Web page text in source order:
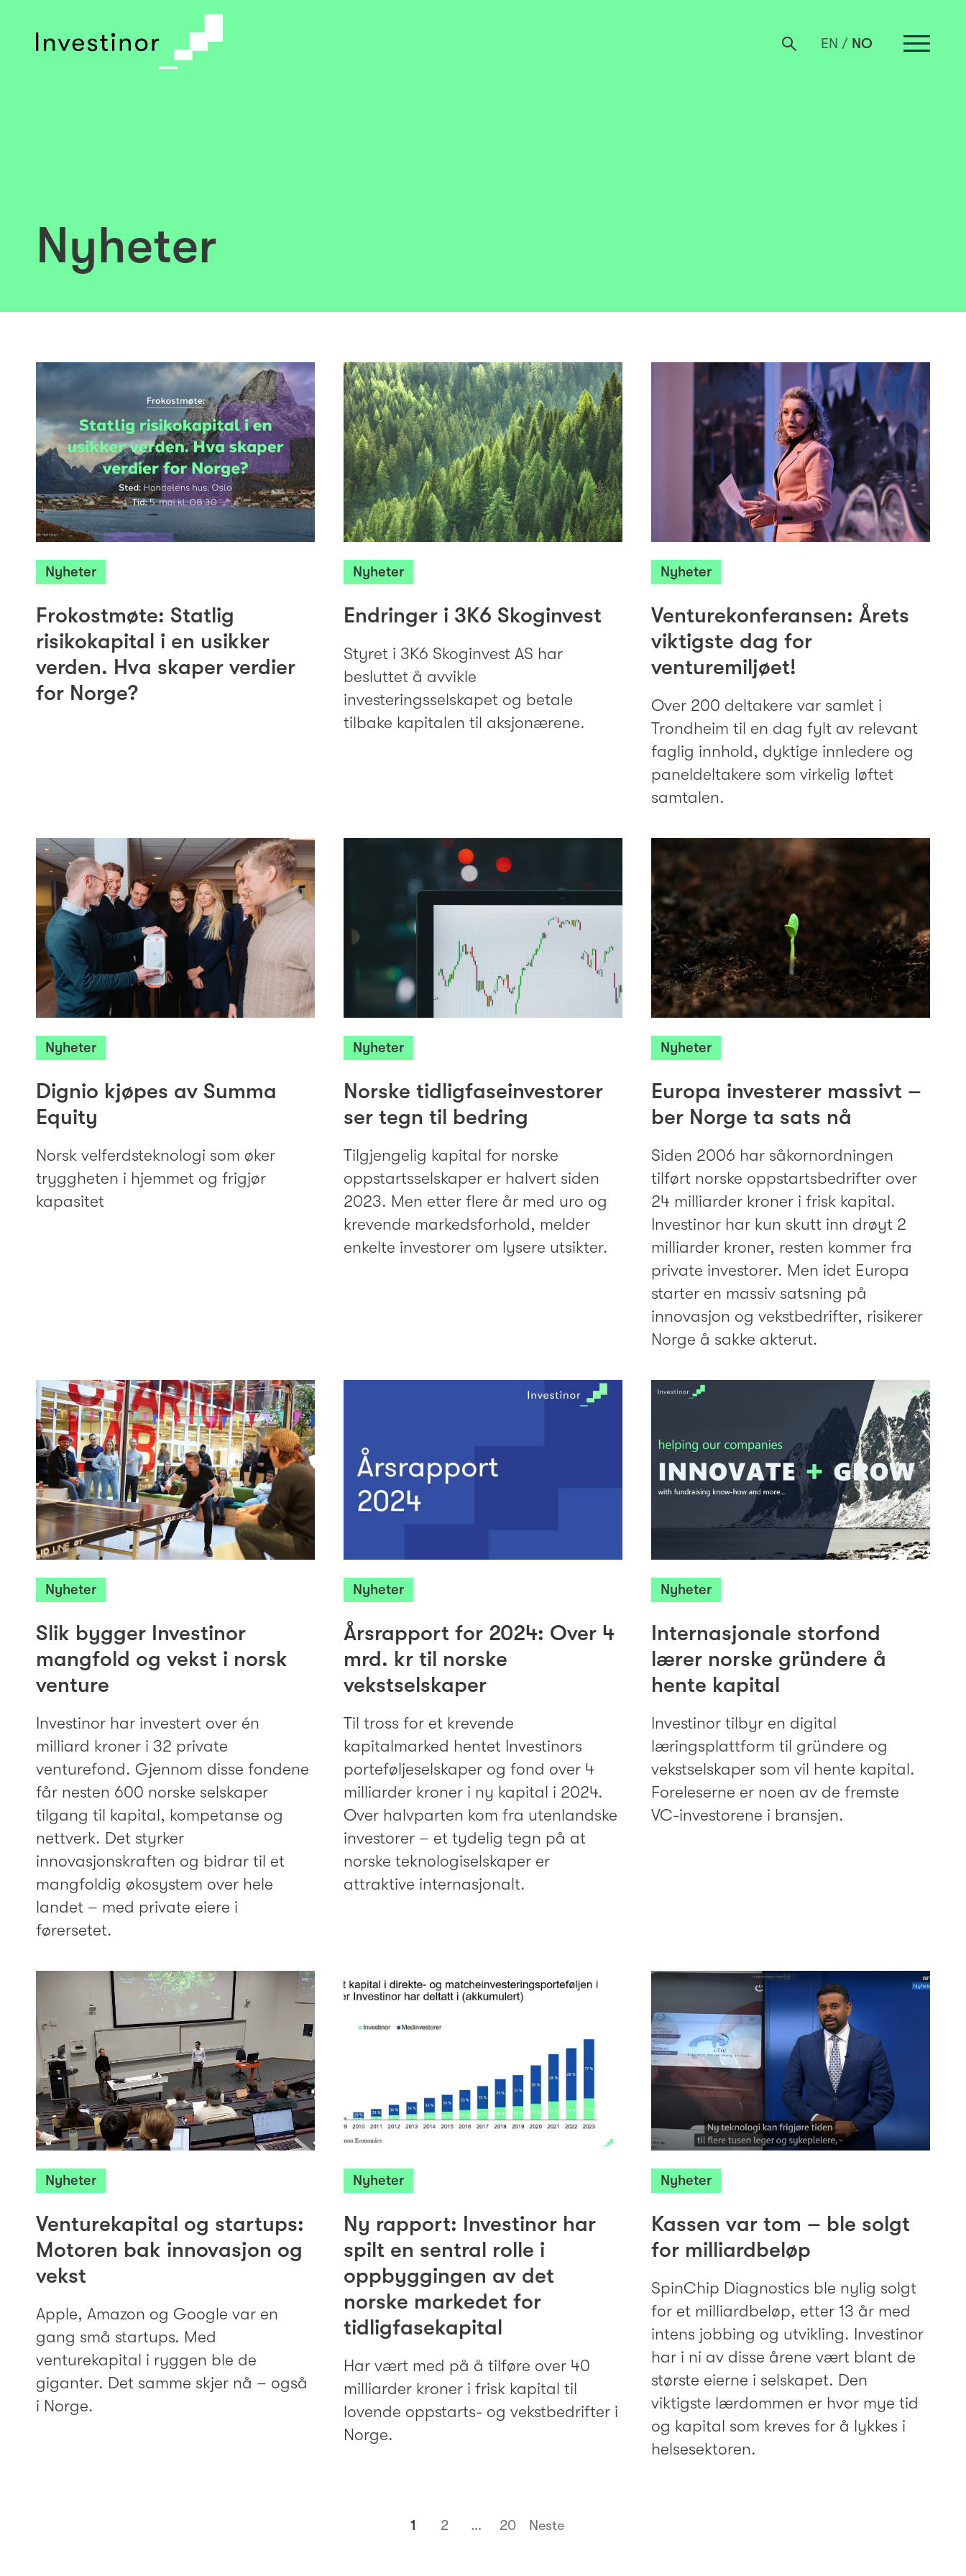
EN NO
Nyheter
Nyheter
Frokostmøte: Statlig
risikokapital i en usikker
verden. Hva skaper verdier
for Norge?
Nyheter
Endringer i 3K6 Skoginvest
Styret i 3K6 Skoginvest AS har
besluttet å avvikle
investeringsselskapet og betale
tilbake kapitalen til aksjonærene.
Nyheter
Venturekonferansen: Årets
viktigste dag for
venturemiljøet!
Over 200 deltakere var samlet i
Trondheim til en dag fylt av relevant
faglig innhold, dyktige innledere og
paneldeltakere som virkelig løftet
samtalen.
Nyheter
Dignio kjøpes av Summa
Equity
Norsk velferdsteknologi som øker
tryggheten i hjemmet og frigjør
kapasitet
Nyheter
Norske tidligfaseinvestorer
ser tegn til bedring
Tilgjengelig kapital for norske
oppstartsselskaper er halvert siden
2023. Men etter flere år med uro og
krevende markedsforhold, melder
enkelte investorer om lysere utsikter.
Nyheter
Europa investerer massivt –
ber Norge ta sats nå
Siden 2006 har såkornordningen
tilført norske oppstartsbedrifter over
24 milliarder kroner i frisk kapital.
Investinor har kun skutt inn drøyt 2
milliarder kroner, resten kommer fra
private investorer. Men idet Europa
starter en massiv satsning på
innovasjon og vekstbedrifter, risikerer
Norge å sakke akterut.
Nyheter
Slik bygger Investinor
mangfold og vekst i norsk
venture
Investinor har investert over én
milliard kroner i 32 private
venturefond. Gjennom disse fondene
får nesten 600 norske selskaper
tilgang til kapital, kompetanse og
nettverk. Det styrker
innovasjonskraften og bidrar til et
mangfoldig økosystem over hele
landet – med private eiere i
førersetet.
Nyheter
Årsrapport for 2024: Over 4
mrd. kr til norske
vekstselskaper
Til tross for et krevende
kapitalmarked hentet Investinors
porteføljeselskaper og fond over 4
milliarder kroner i ny kapital i 2024.
Over halvparten kom fra utenlandske
investorer – et tydelig tegn på at
norske teknologiselskaper er
attraktive internasjonalt.
Nyheter
Internasjonale storfond
lærer norske gründere å
hente kapital
Investinor tilbyr en digital
læringsplattform til gründere og
vekstselskaper som vil hente kapital.
Foreleserne er noen av de fremste
VC-investorene i bransjen.
Nyheter
Venturekapital og startups:
Motoren bak innovasjon og
vekst
Apple, Amazon og Google var en
gang små startups. Med
venturekapital i ryggen ble de
giganter. Det samme skjer nå – også
i Norge.
Nyheter
Ny rapport: Investinor har
spilt en sentral rolle i
oppbyggingen av det
norske markedet for
tidligfasekapital
Har vært med på å tilføre over 40
milliarder kroner i frisk kapital til
lovende oppstarts- og vekstbedrifter i
Norge.
Nyheter
Kassen var tom – ble solgt
for milliardbeløp
SpinChip Diagnostics ble nylig solgt
for et milliardbeløp, etter 13 år med
intens jobbing og utvikling. Investinor
har i ni av disse årene vært blant de
største eierne i selskapet. Den
viktigste lærdommen er hvor mye tid
og kapital som kreves for å lykkes i
helsesektoren.
1 2 … 20 Neste